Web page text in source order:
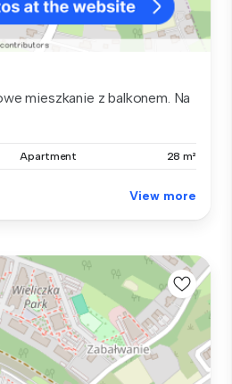
mieszkanie z balkonem. Na
Apartment 28 m²
View more